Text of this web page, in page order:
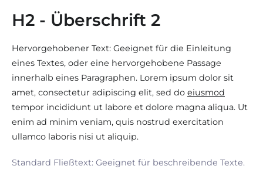
H2 - Überschrift 2
Hervorgehobener Text: Geeignet für die Einleitung
eines Textes, oder eine hervorgehobene Passage
innerhalb eines Paragraphen. Lorem ipsum dolor sit
amet, consectetur adipiscing elit, sed do eiusmod
tempor incididunt ut labore et dolore magna aliqua. Ut
enim ad minim veniam, quis nostrud exercitation
ullamco laboris nisi ut aliquip.
Standard Fließtext: Geeignet für beschreibende Texte.